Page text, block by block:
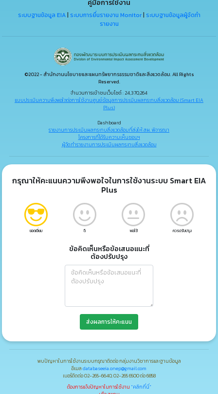
คู่มือการใช้งาน
ระบบฐานข้อมูล EIA| ระบบการยื่นรายงาน Monitor| ระบบฐานข้อมูลผู้จัดทำ
รายงาน
©2022 - สำนักงานนโยบายและแผนทรัพยากรธรรมชาติและสิ่งแวดล้อม. All Rights
Reserved.
จำนวนการเข้าชมเว็บไซต์ : 24,370,264
แบบประเมินความพึงพอใจต่อการใช้งานศูนย์ข้อมูลการประเมินผลกระทบสิ่งแวดล้อม (Smart EIA
Plus)
Dashboard
รายงานการประเมินผลกระทบสิ่งแวดล้อมที่ส่งให้ สผ. พิจารณา
โครงการที่ได้รับความเห็นชอบฯ
ผู้จัดทำรายงานการประเมินผลกระทบสิ่งแวดล้อม
กรุณาให้คะแนนความพึงพอใจในการใช้งานระบบ Smart EIA
Plus
ยอดเยี่ยม ดี พอใช้ ควรปรับปรุง
ข้อคิดเห็นหรือข้อเสนอแนะที่
ต้องปรับปรุง
ส่งผลการให้คะแนน
พบปัญหาในการใช้งานระบบกรุณาติดต่อ กลุ่มงานวิชาการและฐานข้อมูล
อีเมล databaseeia.onep@gmail.com
เบอร์ติดต่อ 02-265-6640, 02-265 6500 ต่อ 6858
ต้องการแจ้งปัญหาในการใช้งาน "คลิกที่นี่"